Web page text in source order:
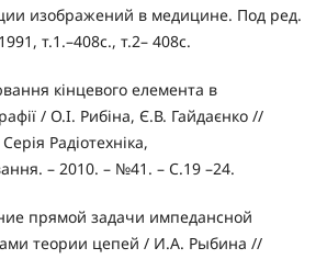
изображений в медицине. Под ред.
т.1.–408с., т.2– 408с.
кінцевого елемента в
/ О.І. Рибіна, Є.В. Гайдаєнко //
Радіотехніка,
– 2010. – №41. – С.19 –24.
прямой задачи импедансной
теории цепей / И.А. Рыбина //